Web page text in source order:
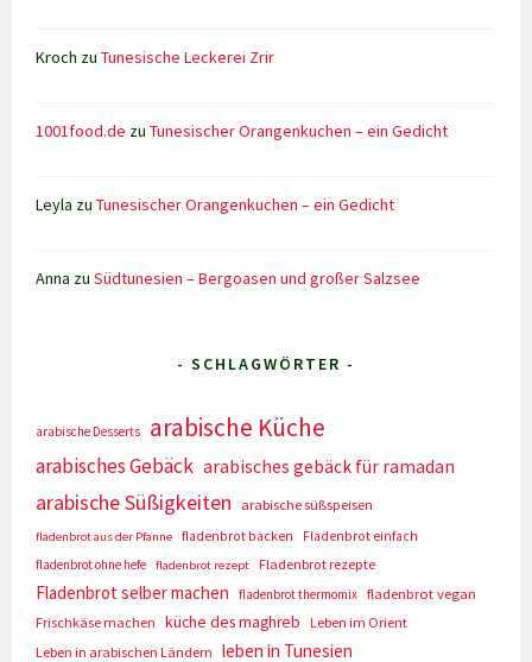
Kroch zuTunesische Leckerei Zrir
1001food.de zuTunesischer Orangenkuchen – ein Gedicht
Leyla zuTunesischer Orangenkuchen – ein Gedicht
Anna zuSüdtunesien – Bergoasen und großer Salzsee
- SCHLAGWÖRTER -
arabische Desserts arabische Küche
arabisches Gebäck arabisches gebäck für ramadan
arabische Süßigkeiten arabische süßspeisen
fladenbrot aus der Pfanne fladenbrot backen
Fladenbrot einfach
fladenbrot ohne hefe
fladenbrot rezept Fladenbrot rezepte
Fladenbrot selber machen fladenbrot thermomix fladenbrot vegan
Frischkäse machen
küche des maghreb
Leben im Orient
Leben in arabischen Ländern
leben in Tunesien